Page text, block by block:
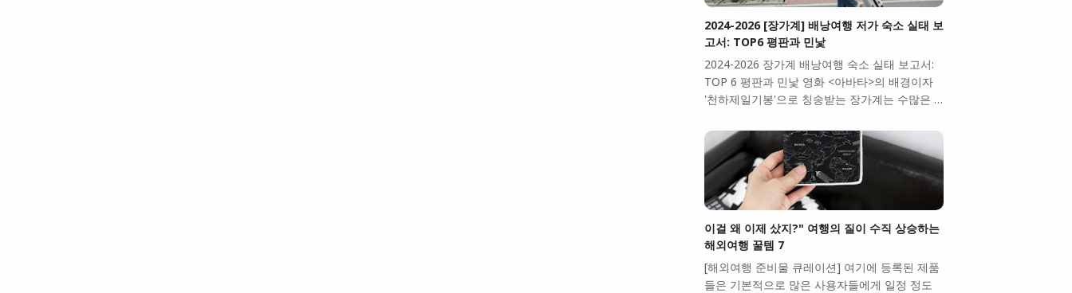
2024-2026 [장가계] 배낭여행 저가 숙소 실태 보
고서: TOP6 평판과 민낯
2024-2026 장가계 배낭여행 숙소 실태 보고서:
TOP 6 평판과 민낯 영화 <아바타>의 배경이자
'천하제일기봉'으로 칭송받는 장가계는 수많은 …
이걸 왜 이제 샀지?" 여행의 질이 수직 상승하는
해외여행 꿀템 7
[해외여행 준비물 큐레이션] 여기에 등록된 제품
들은 기본적으로 많은 사용자들에게 일정 정도